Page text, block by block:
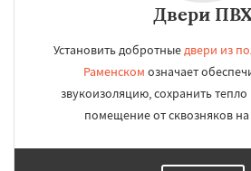
Двери
Установить добротныедвери из
Раменском означает
звукоизоляцию, сохранить
помещение от сквозняков на